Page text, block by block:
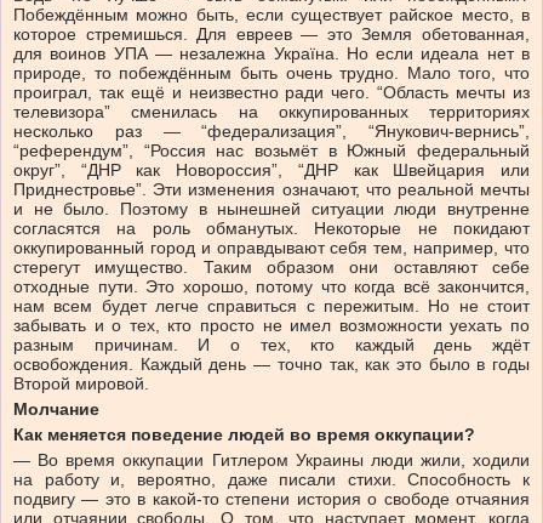
Побеждённым можно быть, если существует райское место, в
которое стремишься. Для евреев — это Земля обетованная,
для воинов УПА — незалежна Україна. Но если идеала нет в
природе, то побеждённым быть очень трудно. Мало того, что
проиграл, так ещё и неизвестно ради чего. “Область мечты из
телевизора” сменилась на оккупированных территориях
несколько раз — “федерализация”, “Янукович-вернись”,
“референдум”, “Россия нас возьмёт в Южный федеральный
округ”, “ДНР как Новороссия”, “ДНР как Швейцария или
Приднестровье”. Эти изменения означают, что реальной мечты
и не было. Поэтому в нынешней ситуации люди внутренне
согласятся на роль обманутых. Некоторые не покидают
оккупированный город и оправдывают себя тем, например, что
стерегут имущество. Таким образом они оставляют себе
отходные пути. Это хорошо, потому что когда всё закончится,
нам всем будет легче справиться с пережитым. Но не стоит
забывать и о тех, кто просто не имел возможности уехать по
разным причинам. И о тех, кто каждый день ждёт
освобождения. Каждый день — точно так, как это было в годы
Второй мировой.
Молчание
Как меняется поведение людей во время оккупации?
— Во время оккупации Гитлером Украины люди жили, ходили
на работу и, вероятно, даже писали стихи. Способность к
подвигу — это в какой-то степени история о свободе отчаяния
или отчаянии свободы. О том, что наступает момент, когда